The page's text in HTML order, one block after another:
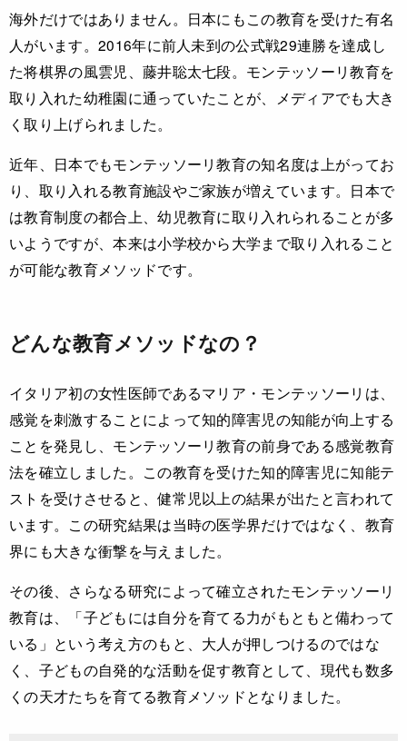
海外だけではありません。日本にもこの教育を受けた有名
人がいます。2016年に前人未到の公式戦29連勝を達成し
た将棋界の風雲児、藤井聡太七段。モンテッソーリ教育を
取り入れた幼稚園に通っていたことが、メディアでも大き
く取り上げられました。
近年、日本でもモンテッソーリ教育の知名度は上がってお
り、取り入れる教育施設やご家族が増えています。日本で
は教育制度の都合上、幼児教育に取り入れられることが多
いようですが、本来は小学校から大学まで取り入れること
が可能な教育メソッドです。
どんな教育メソッドなの？
イタリア初の女性医師であるマリア・モンテッソーリは、
感覚を刺激することによって知的障害児の知能が向上する
ことを発見し、モンテッソーリ教育の前身である感覚教育
法を確立しました。この教育を受けた知的障害児に知能テ
ストを受けさせると、健常児以上の結果が出たと言われて
います。この研究結果は当時の医学界だけではなく、教育
界にも大きな衝撃を与えました。
その後、さらなる研究によって確立されたモンテッソーリ
教育は、「子どもには自分を育てる力がもともと備わって
いる」という考え方のもと、大人が押しつけるのではな
く、子どもの自発的な活動を促す教育として、現代も数多
くの天才たちを育てる教育メソッドとなりました。